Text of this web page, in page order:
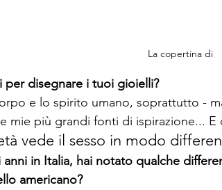
La copertina di
per disegnare i tuoi gioielli?
e lo spirito umano, soprattutto -
mie più grandi fonti di ispirazione... E
vede il sesso in modo
in Italia, hai notato qualche
americano?